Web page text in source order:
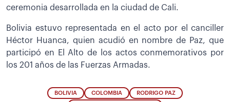
ceremonia desarrollada en la ciudad de Cali.
Bolivia estuvo representada en el acto por el canciller
Héctor Huanca, quien acudió en nombre de Paz, que
participó en El Alto de los actos conmemorativos por
los 201 años de las Fuerzas Armadas.
BOLIVIA COLOMBIA RODRIGO PAZ